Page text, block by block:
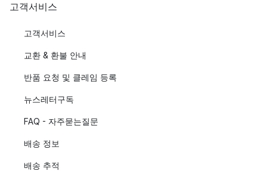
고객서비스
고객서비스
교환 & 환불 안내
반품 요청 및 클레임 등록
뉴스레터구독
FAQ - 자주묻는질문
배송 정보
배송 추적